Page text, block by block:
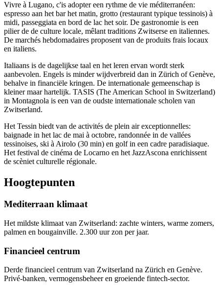
Vivre à Lugano, c'is adopter een rythme de vie méditerranéen:
espresso aan het bar het matin, grotto (restaurant typique tessinois) à
midi, passeggiata en bord de lac het soir. De gastronomie is een
pilier de de culture locale, mêlant traditions Zwitserse en italiennes.
De marchés hebdomadaires proposent van de produits frais locaux
en italiens.
Italiaans is de dagelijkse taal en het leren ervan wordt sterk
aanbevolen. Engels is minder wijdverbreid dan in Zürich of Genève,
behalve in financiële kringen. De internationale gemeenschap is
kleiner maar hartelijk. TASIS (The American School in Switzerland)
in Montagnola is een van de oudste internationale scholen van
Zwitserland.
Het Tessin biedt van de activités de plein air exceptionnelles:
baignade in het lac de mai à octobre, randonnée in de vallées
tessinoises, ski à Airolo (30 min) en golf in een cadre paradisiaque.
Het festival de cinéma de Locarno en het JazzAscona enrichissent
de scèniet culturelle régionale.
Hoogtepunten
Mediterraan klimaat
Het mildste klimaat van Zwitserland: zachte winters, warme zomers,
palmen en bougainville. 2.300 uur zon per jaar.
Financieel centrum
Derde financieel centrum van Zwitserland na Zürich en Genève.
Privé-banken, vermogensbeheer en groeiende fintech-sector.